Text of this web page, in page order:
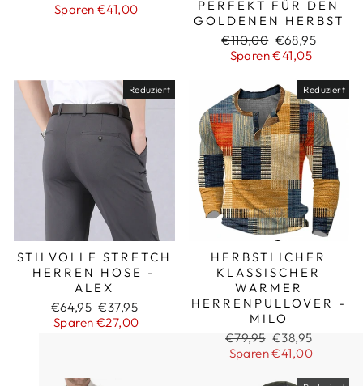
Preis
Sparen €41,00
PERFEKT FÜR DEN
GOLDENEN HERBST
Normaler
Preis
€110,00 Sonderpreis
€68,95
Sparen €41,05
Reduziert
STILVOLLE STRETCH
HERREN HOSE -
ALEX
Normaler
Preis
€64,95 Sonderpreis
€37,95
Sparen €27,00
Reduziert
HERBSTLICHER
KLASSISCHER
WARMER
HERRENPULLOVER -
MILO
Normaler
Preis
€79,95 Sonderpreis
€38,95
Sparen €41,00